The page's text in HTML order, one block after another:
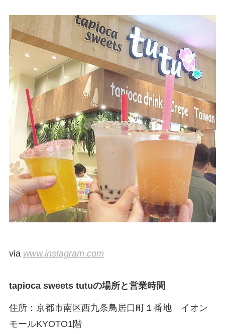
via www.instagram.com
tapioca sweets tutuの場所と営業時間
住所：京都市南区西九条鳥居口町１番地 イオン
モールKYOTO1階